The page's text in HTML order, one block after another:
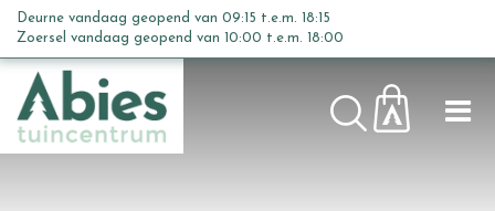
n
Deurne vandaag geopend van 09:15 t.e.m. 18:15
Zoersel vandaag geopend van 10:00 t.e.m. 18:00